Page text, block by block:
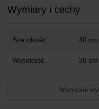
Wymiary i cechy
Szerokość 40 cm
Wysokość 30 cm
Wszystkie